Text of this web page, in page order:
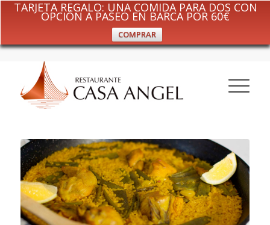
TARJETA REGALO: UNA COMIDA PARA DOS CON
OPCIÓN A PASEO EN BARCA POR 60€
COMPRAR